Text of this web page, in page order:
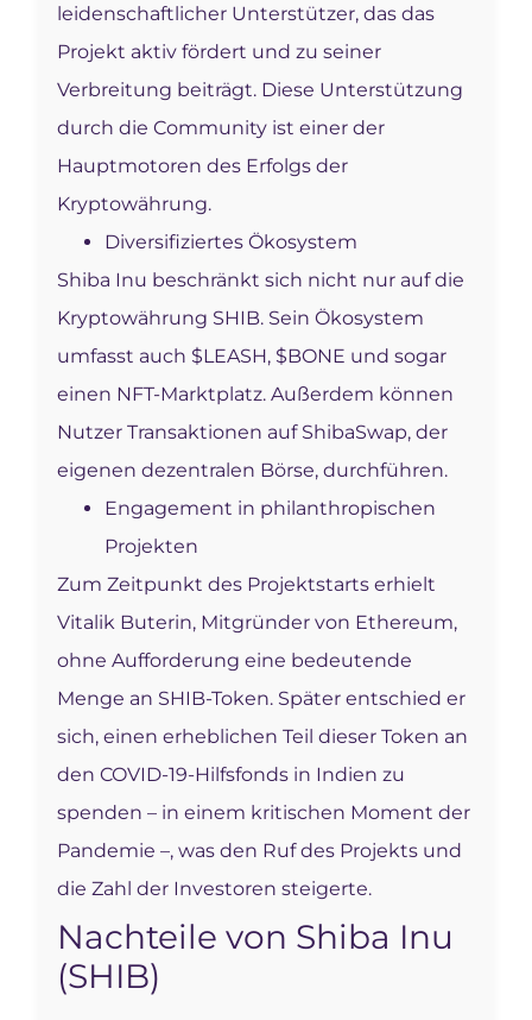
leidenschaftlicher Unterstützer, das das
Projekt aktiv fördert und zu seiner
Verbreitung beiträgt. Diese Unterstützung
durch die Community ist einer der
Hauptmotoren des Erfolgs der
Kryptowährung.
Diversifiziertes Ökosystem
Shiba Inu beschränkt sich nicht nur auf die
Kryptowährung SHIB. Sein Ökosystem
umfasst auch $LEASH, $BONE und sogar
einen NFT-Marktplatz. Außerdem können
Nutzer Transaktionen auf ShibaSwap, der
eigenen dezentralen Börse, durchführen.
Engagement in philanthropischen
Projekten
Zum Zeitpunkt des Projektstarts erhielt
Vitalik Buterin, Mitgründer von Ethereum,
ohne Aufforderung eine bedeutende
Menge an SHIB-Token. Später entschied er
sich, einen erheblichen Teil dieser Token an
den COVID-19-Hilfsfonds in Indien zu
spenden – in einem kritischen Moment der
Pandemie –, was den Ruf des Projekts und
die Zahl der Investoren steigerte.
Nachteile von Shiba Inu
(SHIB)